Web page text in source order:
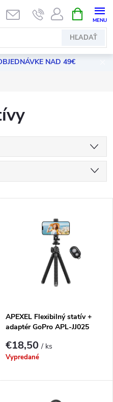
HĽADAŤ
KOŠÍK
NAD 49€
APEXEL Flexibilný statív +
adaptér GoPro APL-JJ025
€18,50/ ks
Vypredané